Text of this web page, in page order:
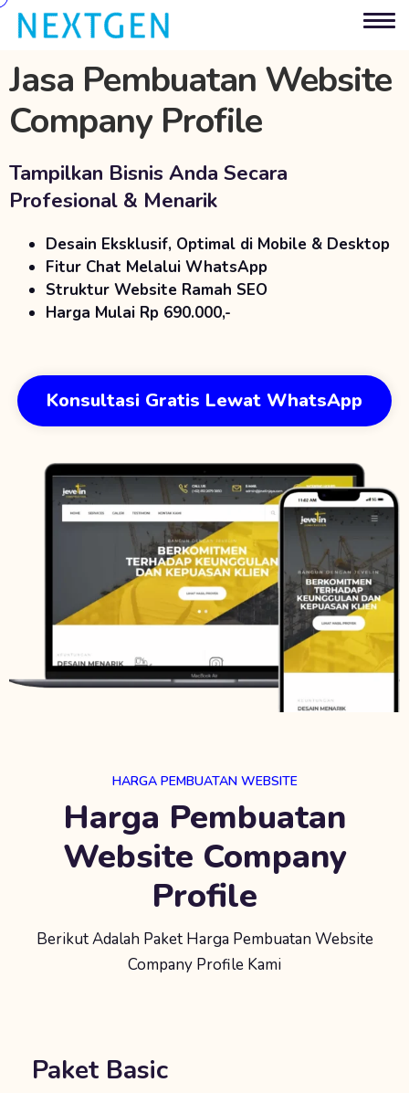
Jasa Pembuatan Website
Company Profile
Tampilkan Bisnis Anda Secara
Profesional & Menarik
Desain Eksklusif, Optimal di Mobile & Desktop
Fitur Chat Melalui WhatsApp
Struktur Website Ramah SEO
Harga Mulai Rp 690.000,-
Konsultasi Gratis Lewat WhatsApp
HARGA PEMBUATAN WEBSITE
Harga Pembuatan
Website Company
Profile
Berikut Adalah Paket Harga Pembuatan Website
Company Profile Kami
Paket Basic